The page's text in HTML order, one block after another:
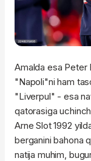
Amalda esa Peter
"Napoli"ni ham
"Liverpul" - esa
qatorasiga
Arne Slot 1992
berganini bahona
natija muhim,